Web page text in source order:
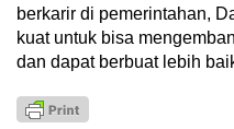
berkarir di pemerintahan,
kuat untuk bisa
dan dapat berbuat lebih